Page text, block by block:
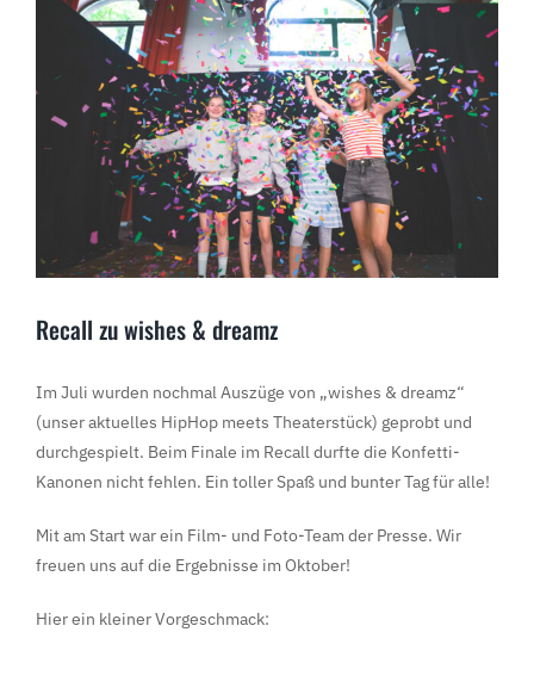
grösseres
Recall zu wishes & dreamz
Im Juli wurden nochmal Auszüge von „wishes & dreamz“
(unser aktuelles HipHop meets Theaterstück) geprobt und
durchgespielt. Beim Finale im Recall durfte die Konfetti-
Kanonen nicht fehlen. Ein toller Spaß und bunter Tag für alle!
Mit am Start war ein Film- und Foto-Team der Presse. Wir
freuen uns auf die Ergebnisse im Oktober!
Hier ein kleiner Vorgeschmack: